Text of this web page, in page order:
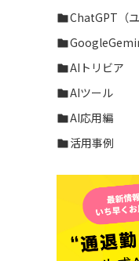
ChatGPT（ユ
AIトリビア
AIツール
AI応用編
活用事例